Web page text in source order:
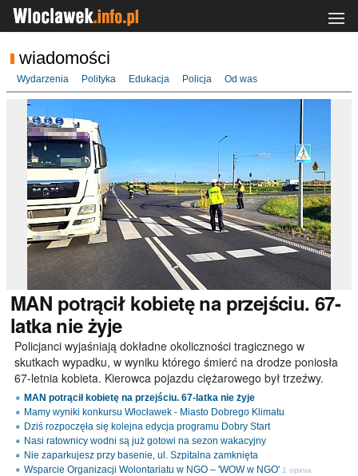
wiadomości
Wydarzenia Polityka Edukacja Policja Od was
MAN potrącił kobietę na przejściu. 67-
latka nie żyje
Policjanci wyjaśniają dokładne okoliczności tragicznego w
skutkach wypadku, w wyniku którego śmierć na drodze poniosła
67-letnia kobieta. Kierowca pojazdu ciężarowego był trzeźwy.
MAN potrącił kobietę na przejściu. 67-latka nie żyje
Mamy wyniki konkursu Włocławek - Miasto Dobrego Klimatu
Dziś rozpoczęła się kolejna edycja programu Dobry Start
Nasi ratownicy wodni są już gotowi na sezon wakacyjny
Nie zaparkujesz przy basenie, ul. Szpitalna zamknięta
Wsparcie Organizacji Wolontariatu w NGO – 'WOW w NGO' 1 opinia